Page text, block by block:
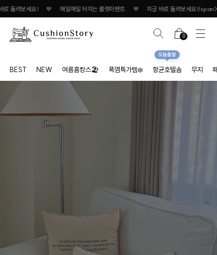
지는 룰렛이벤트 지금 바로 돌려보세요! ♥ 매일매일 터지는 룰렛이벤트 ♥
0
BEST NEW 여름홈캉스🏖 폭염특가템❄️ 항균호텔솜
오늘출발
무지